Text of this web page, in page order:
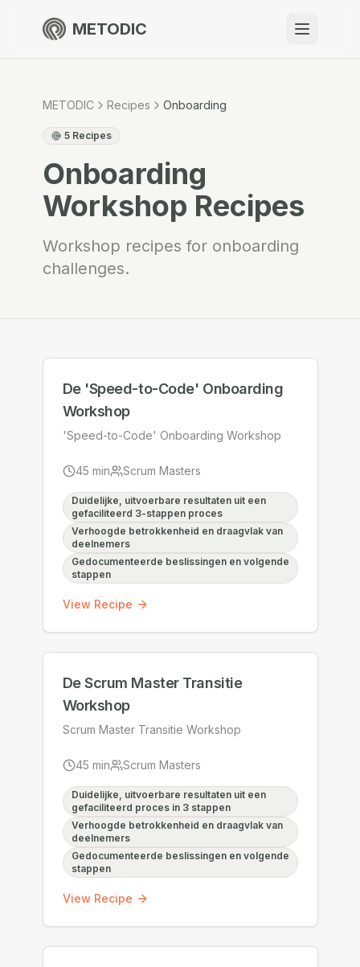
METODIC
Resources
About
EN
METODIC Recipes Onboarding
5 Recipes
Onboarding
Workshop Recipes
Workshop recipes for onboarding
challenges.
De 'Speed-to-Code' Onboarding
Workshop
'Speed-to-Code' Onboarding Workshop
45 min Scrum Masters
Duidelijke, uitvoerbare resultaten uit een
gefaciliteerd 3-stappen proces
Verhoogde betrokkenheid en draagvlak van
deelnemers
Gedocumenteerde beslissingen en volgende
stappen
View Recipe
De Scrum Master Transitie
Workshop
Scrum Master Transitie Workshop
45 min Scrum Masters
Duidelijke, uitvoerbare resultaten uit een
gefaciliteerd proces in 3 stappen
Verhoogde betrokkenheid en draagvlak van
deelnemers
Gedocumenteerde beslissingen en volgende
stappen
View Recipe